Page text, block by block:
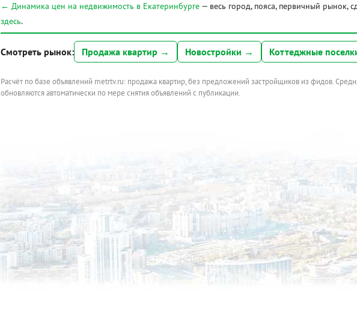
← Динамика цен на недвижимость в Екатеринбурге — весь город, пояса, первичный рынок,
здесь.
Смотреть рынок: Продажа квартир → Новостройки → Коттеджные
Расчёт по базе объявлений metrtv.ru: продажа квартир, без предложений застройщиков из фидов.
обновляются автоматически по мере снятия объявлений с публикации.